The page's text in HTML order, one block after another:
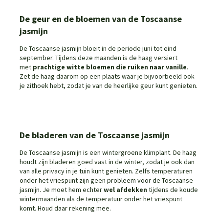
De geur en de bloemen van de Toscaanse
jasmijn
De Toscaanse jasmijn bloeit in de periode juni tot eind
september. Tijdens deze maanden is de haag versiert
met prachtige witte bloemen die ruiken naar vanille.
Zet de haag daarom op een plaats waar je bijvoorbeeld ook
je zithoek hebt, zodat je van de heerlijke geur kunt genieten.
De bladeren van de Toscaanse jasmijn
De Toscaanse jasmijn is een wintergroene klimplant. De haag
houdt zijn bladeren goed vast in de winter, zodat je ook dan
van alle privacy in je tuin kunt genieten. Zelfs temperaturen
onder het vriespunt zijn geen probleem voor de Toscaanse
jasmijn. Je moet hem echterwel afdekken tijdens de koude
wintermaanden als de temperatuur onder het vriespunt
komt. Houd daar rekening mee.